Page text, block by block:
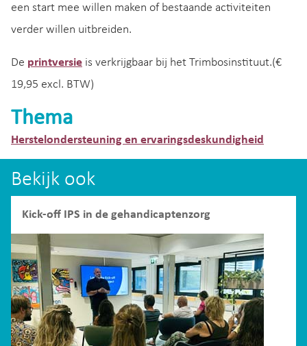
een start mee willen maken of bestaande activiteiten
verder willen uitbreiden.
De printversie is verkrijgbaar bij het Trimbosinstituut.(€
19,95 excl. BTW)
Thema
Herstelondersteuning en ervaringsdeskundigheid
Bekijk ook
Kick-off IPS in de gehandicaptenzorg